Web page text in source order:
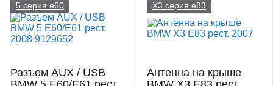
5 серия e60
Разъем AUX / USB
X3 серия e83
Антенна на крыше